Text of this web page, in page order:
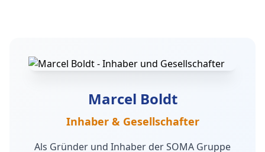
Marcel Boldt
Inhaber & Gesellschafter
Als Gründer und Inhaber der SOMA Gruppe